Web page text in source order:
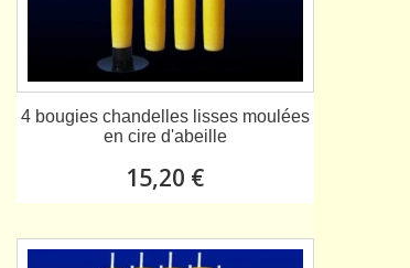
4 bougies chandelles lisses moulées
en cire d'abeille
15,20 €